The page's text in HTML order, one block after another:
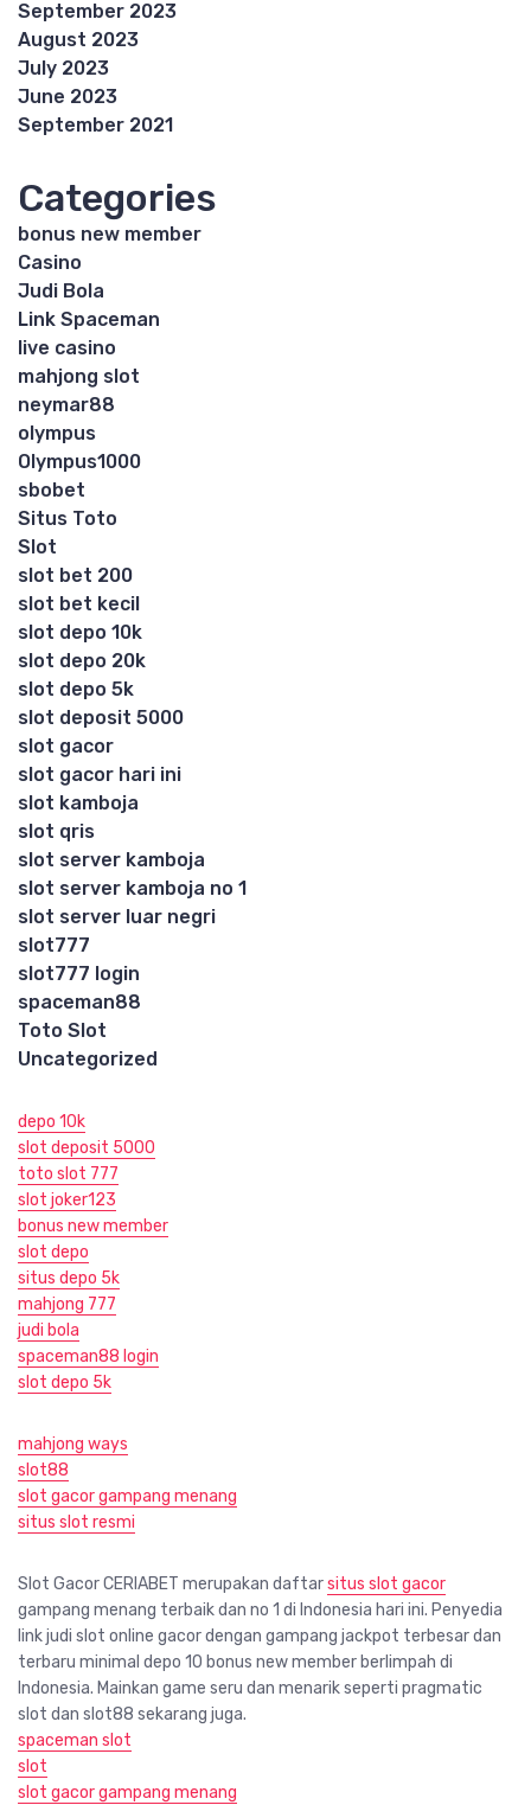
September 2023
August 2023
July 2023
June 2023
September 2021
Categories
bonus new member
Casino
Judi Bola
Link Spaceman
live casino
mahjong slot
neymar88
olympus
Olympus1000
sbobet
Situs Toto
Slot
slot bet 200
slot bet kecil
slot depo 10k
slot depo 20k
slot depo 5k
slot deposit 5000
slot gacor
slot gacor hari ini
slot kamboja
slot qris
slot server kamboja
slot server kamboja no 1
slot server luar negri
slot777
slot777 login
spaceman88
Toto Slot
Uncategorized
depo 10k
slot deposit 5000
toto slot 777
slot joker123
bonus new member
slot depo
situs depo 5k
mahjong 777
judi bola
spaceman88 login
slot depo 5k
mahjong ways
slot88
slot gacor gampang menang
situs slot resmi
Slot Gacor CERIABET merupakan daftarsitus slot gacor
gampang menang terbaik dan no 1 di Indonesia hari ini. Penyedia
link judi slot online gacor dengan gampang jackpot terbesar dan
terbaru minimal depo 10 bonus new member berlimpah di
Indonesia. Mainkan game seru dan menarik seperti pragmatic
slot dan slot88 sekarang juga.
spaceman slot
slot
slot gacor gampang menang